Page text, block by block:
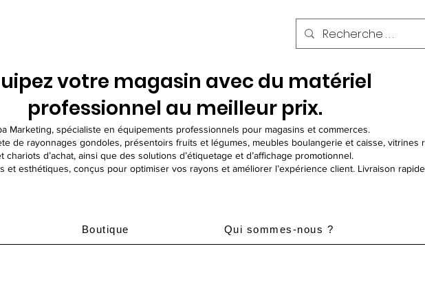
votre magasin avec du matériel
professionnel au meilleur prix.
Marketing, spécialiste en équipements professionnels pour magasins et commerces.
de rayonnages gondoles, présentoirs fruits et légumes, meubles boulangerie et caisse, vitrines
chariots d’achat, ainsi que des solutions d’étiquetage et d’affichage promotionnel.
et esthétiques, conçus pour optimiser vos rayons et améliorer l’expérience client. Livraison
Boutique Qui sommes-nous ?